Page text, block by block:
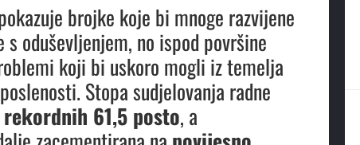
brojke koje bi mnoge razvijene
oduševljenjem, no ispod površine
koji bi uskoro mogli iz temelja
Stopa sudjelovanja radne
rekordnih 61,5 posto, a